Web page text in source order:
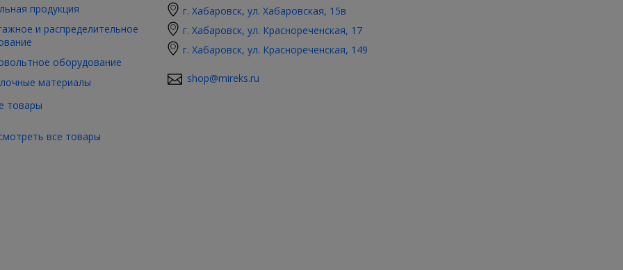
товары
продукция
и распределительное
оборудование
материалы
все товары
г. Хабаровск, ул. Хабаровская, 15в
г. Хабаровск, ул. Краснореченская, 17
г. Хабаровск, ул. Краснореченская, 149
shop@mireks.ru